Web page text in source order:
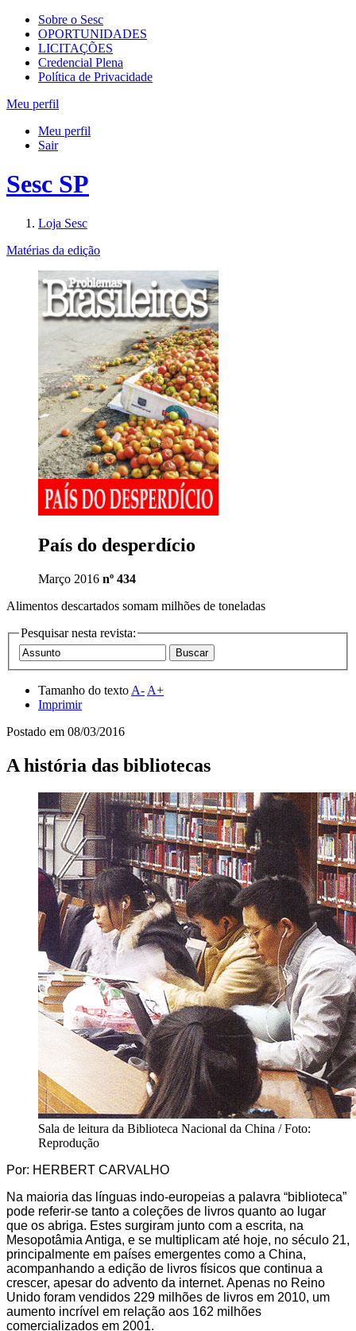
Sobre o Sesc
OPORTUNIDADES
LICITAÇÕES
Credencial Plena
Política de Privacidade
Meu perfil
Meu perfil
Sair
Sesc SP
Loja Sesc
Matérias da edição
País do desperdício
Março 2016 nº 434
Alimentos descartados somam milhões de toneladas
Pesquisar nesta revista:
Tamanho do texto A- A+
Imprimir
Postado em 08/03/2016
A história das bibliotecas
Sala de leitura da Biblioteca Nacional da China / Foto:
Reprodução
Por: HERBERT CARVALHO
Na maioria das línguas indo-europeias a palavra “biblioteca”
pode referir-se tanto a coleções de livros quanto ao lugar
que os abriga. Estes surgiram junto com a escrita, na
Mesopotâmia Antiga, e se multiplicam até hoje, no século 21,
principalmente em países emergentes como a China,
acompanhando a edição de livros físicos que continua a
crescer, apesar do advento da internet. Apenas no Reino
Unido foram vendidos 229 milhões de livros em 2010, um
aumento incrível em relação aos 162 milhões
comercializados em 2001.